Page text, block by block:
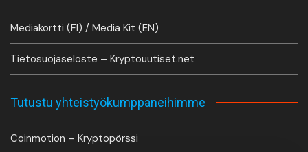
Mediakortti (FI) / Media Kit (EN)
Tietosuojaseloste – Kryptouutiset.net
Tutustu yhteistyökumppaneihimme
Coinmotion – Kryptopörssi